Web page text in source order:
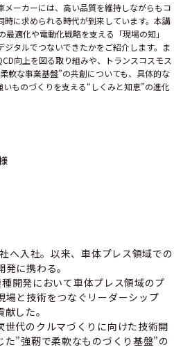
ーカーには、高い品質を維持しながらもコ
時に求められる時代が到来しています。本講
適化や電動化戦略を支える「現場の知」
タルでつないできたかをご紹介します。ま
向上を図る取り組みや、トランスコスモス
軟な事業基盤”の共創についても、具体的な
ものづくりを支える“しくみと知恵”の進化
へ入社。以来、車体プレス領域での
に携わる。
開発において車体プレス領域のプ
場と技術をつなぐリーダーシップ
した。
世代のクルマづくりに向けた技術開
”強靭で柔軟なものづくり基盤”の